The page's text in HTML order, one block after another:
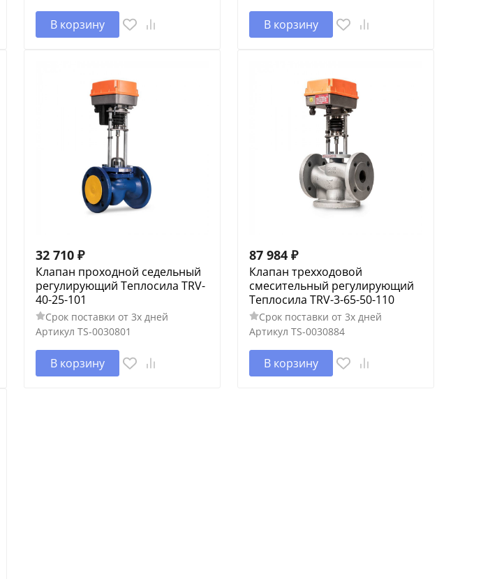
В корзину В корзину
32 710 ₽
Клапан проходной седельный
регулирующий Теплосила TRV-
40-25-101
Срок поставки от 3х дней
Артикул TS-0030801
В корзину
87 984 ₽
Клапан трехходовой
смесительный регулирующий
Теплосила TRV-3-65-50-110
Срок поставки от 3х дней
Артикул TS-0030884
В корзину